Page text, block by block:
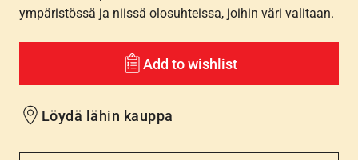
ympäristössä ja niissä olosuhteissa, joihin väri valitaan.
Add to wishlist
Löydä lähin kauppa